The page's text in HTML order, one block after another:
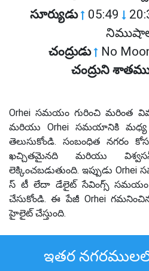
సూర్యుడు 05:49
చంద్రుడు No
చంద్రుని
Orhei సమయం గురించి మరింత
మరియు Orhei సమయానికి మధ్య
తెలుసుకోండి. సంబంధిత నగరం
ఖచ్చితమైనది మరియు
లెక్కించబడుతుంది. ఇప్పుడు Orhei
స్ టీ లేదా డేలైట్ సేవింగ్స్ సమయం
చేసుకోండి. ఈ పేజీ Orhei
హైలైట్ చేస్తుంది.
ఇతర